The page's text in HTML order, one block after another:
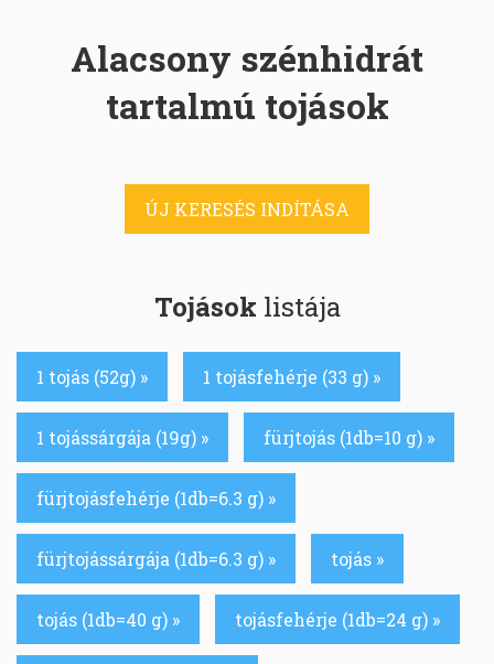
Alacsony szénhidrát
tartalmú tojások
ÚJ KERESÉS INDÍTÁSA
Tojások listája
1 tojás (52g) » 1 tojásfehérje (33 g) »
1 tojássárgája (19g) » fürjtojás (1db=10 g) »
fürjtojásfehérje (1db=6.3 g) »
fürjtojássárgája (1db=6.3 g) » tojás »
tojás (1db=40 g) » tojásfehérje (1db=24 g) »